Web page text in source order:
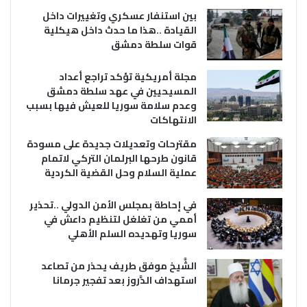
بين استنفار عسكري وتغييرات داخل
القيادة ..هذا ما حدث داخل هيكلية
قوات سلطة دمشق
مجلة أمريكية تؤكد تراجع أعداد
المسيحيين في عهد سلطة دمشق
وعدم سلامة سوريا للعيش فيها بسبب
الانتهاكات
مقترحات وتعديلات جديدة على مسودة
قانون طرحها البرلمان التركي لاتمام
عملية السلام وحل القضية الكردية
في إحاطة بمجلس الأمن الدولي ..تحذير
أممي من تغلغل لتنظيم داعش في
سوريا وتهديده السلم الأهلي
الشَّيخ موفق طريف يحذر من تصاعد
استهداف الدَّروز بعد تفجير جرمانا